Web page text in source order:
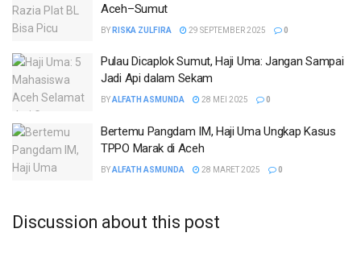
Aceh–Sumut
BY RISKA ZULFIRA 29 SEPTEMBER 2025 0
Pulau Dicaplok Sumut, Haji Uma: Jangan Sampai
Jadi Api dalam Sekam
BYALFATH ASMUNDA 28 MEI 2025 0
Bertemu Pangdam IM, Haji Uma Ungkap Kasus
TPPO Marak di Aceh
BYALFATH ASMUNDA 28 MARET 2025 0
Discussion about this post